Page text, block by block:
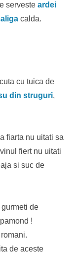
serveste ardei
calda.
cu tuica de
din struguri,
fiarta nu uitati sa
fiert nu uitati
si suc de
de
!
de aceste